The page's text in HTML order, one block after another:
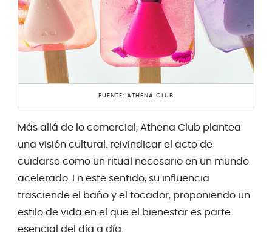
FUENTE: ATHENA CLUB
Más allá de lo comercial, Athena Club plantea
una visión cultural: reivindicar el acto de
cuidarse como un ritual necesario en un mundo
acelerado. En este sentido, su influencia
trasciende el baño y el tocador, proponiendo un
estilo de vida en el que el bienestar es parte
esencial del día a día.